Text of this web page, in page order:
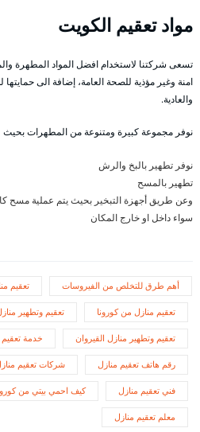
مواد تعقيم الكويت
تسعى شركتنا لاستخدام افضل المواد المطهرة
امنة وغير مؤذية للصحة العامة، إضافة الى
والعادية.
نوفر مجموعة كبيرة ومتنوعة من المطهرات بحيث
نوفر تطهير بالبخ والرش
تطهير بالمسح
وعن طريق أجهزة التبخير بحيث يتم عملية مسح
سواء داخل او خارج المكان
أهم طرق للتخلص من الفيروسات تعقيم
تعقيم منازل من كورونا تعقيم وتطهير
تعقيم وتطهير منازل القيروان خدمة تعقيم
رقم هاتف تعقيم منازل شركات تعقيم
فني تعقيم منازل كيف احمي بيتي من
معلم تعقيم منازل